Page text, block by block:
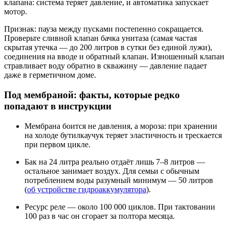
клапана: система теряет давление, и автоматика запускает
мотор.
Признак: пауза между пусками постепенно сокращается.
Проверьте сливной клапан бачка унитаза (самая частая
скрытая утечка — до 200 литров в сутки без единой лужи),
соединения на вводе и обратный клапан. Изношенный клапан
стравливает воду обратно в скважину — давление падает
даже в герметичном доме.
Под мембраной: факты, которые редко
попадают в инструкции
Мембрана боится не давления, а мороза: при хранении
на холоде бутилкаучук теряет эластичность и трескается
при первом цикле.
Бак на 24 литра реально отдаёт лишь 7–8 литров —
остальное занимает воздух. Для семьи с обычным
потреблением воды разумный минимум — 50 литров
(об устройстве гидроаккумулятора).
Ресурс реле — около 100 000 циклов. При тактовании
100 раз в час он сгорает за полтора месяца.